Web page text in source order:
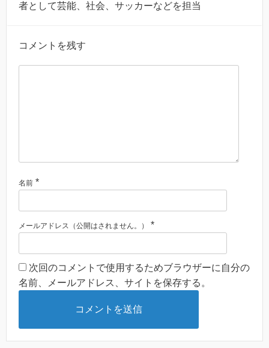
者として芸能、社会、サッカーなどを担当
コメントを残す
名前 *
メールアドレス（公開はされません。） *
次回のコメントで使用するためブラウザーに自分の
名前、メールアドレス、サイトを保存する。